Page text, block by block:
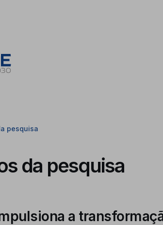
pesquisa
da pesquisa
a